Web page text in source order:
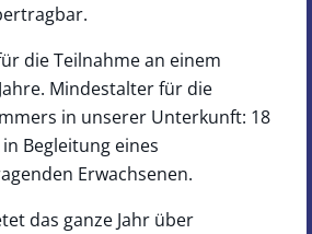
die Teilnahme an einem
Mindestalter für die
in unserer Unterkunft: 18
Begleitung eines
Erwachsenen.
das ganze Jahr über